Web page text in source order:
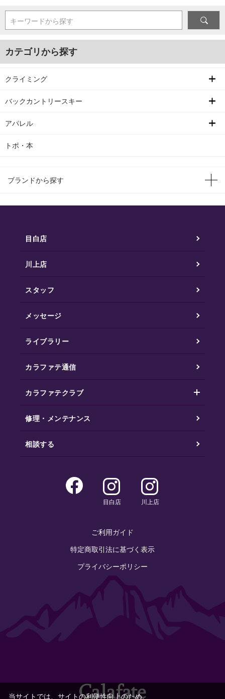
キーワードから探す
カテゴリから探す
クライミング
バックカントリースキー
アパレル
トポ・本
ブランドから探す
目白店
川上店
スタッフ
メッセージ
ライブラリー
カラファテ通信
カラファテクラブ
修理・メンテナンス
相談する
目白店 川上店
ご利用ガイド
特定商取引法に基づく表示
プライバシーポリシー
当サイトでは、サイトの利便性向上のため、